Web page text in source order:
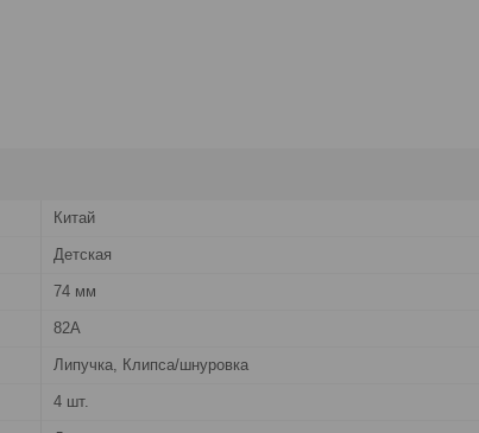
Китай
Детская
74 мм
82А
Липучка, Клипса/шнуровка
4 шт.